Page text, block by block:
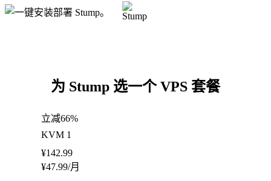
为 Stump 选一个 VPS 套餐
立减66%
KVM 1
¥142.99
¥47.99/月